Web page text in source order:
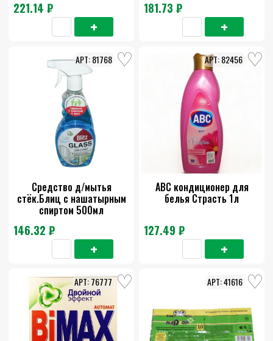
221.14 ₽ 181.73 ₽
Средство д/мытья
стёк.Блиц с нашатырным
спиртом 500мл
146.32 ₽
81768
АВС кондиционер для
белья Страсть 1л
127.49 ₽
82456
76777 41616